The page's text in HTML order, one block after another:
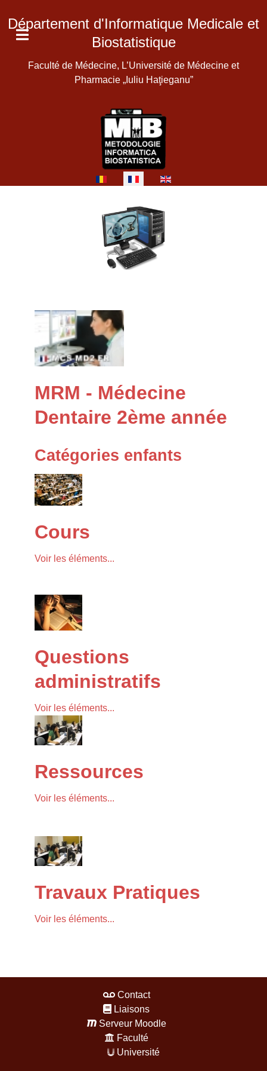
Département d'Informatique Medicale et
Biostatistique
Faculté de Médecine, L’Université de Médecine et
Pharmacie „Iuliu Haţieganu”
Sélectionnez votre langue
MRM - Médecine
Dentaire 2ème année
Catégories enfants
Cours
Voir les éléments...
Questions
administratifs
Voir les éléments...
Ressources
Voir les éléments...
Travaux Pratiques
Voir les éléments...
Contact
Liaisons
Serveur Moodle
Faculté
Université